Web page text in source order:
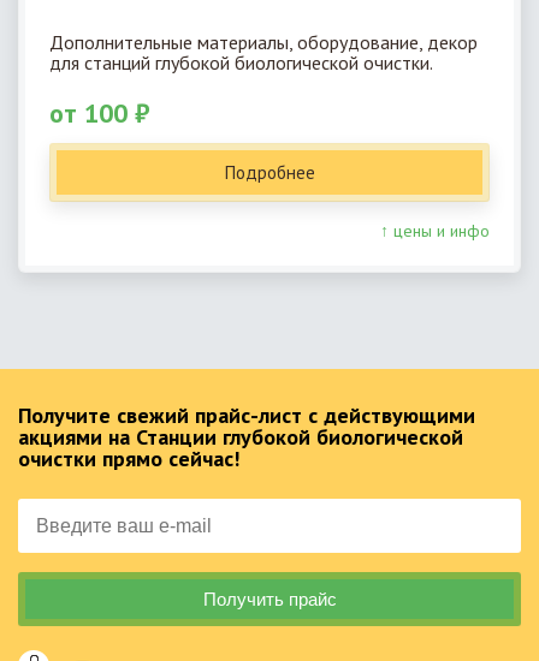
Дополнительные материалы, оборудование, декор
для станций глубокой биологической очистки.
от 100 ₽
Подробнее
↑ цены и инфо
Получите свежий прайс-лист с действующими
акциями на Станции глубокой биологической
очистки прямо сейчас!